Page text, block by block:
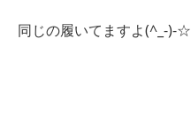
同じの履いてますよ(^_-)-☆